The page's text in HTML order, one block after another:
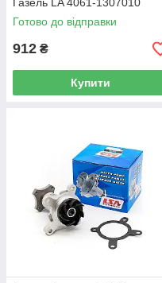
Газель LA 4061-1307010
Готово до відправки
912 ₴
Купити